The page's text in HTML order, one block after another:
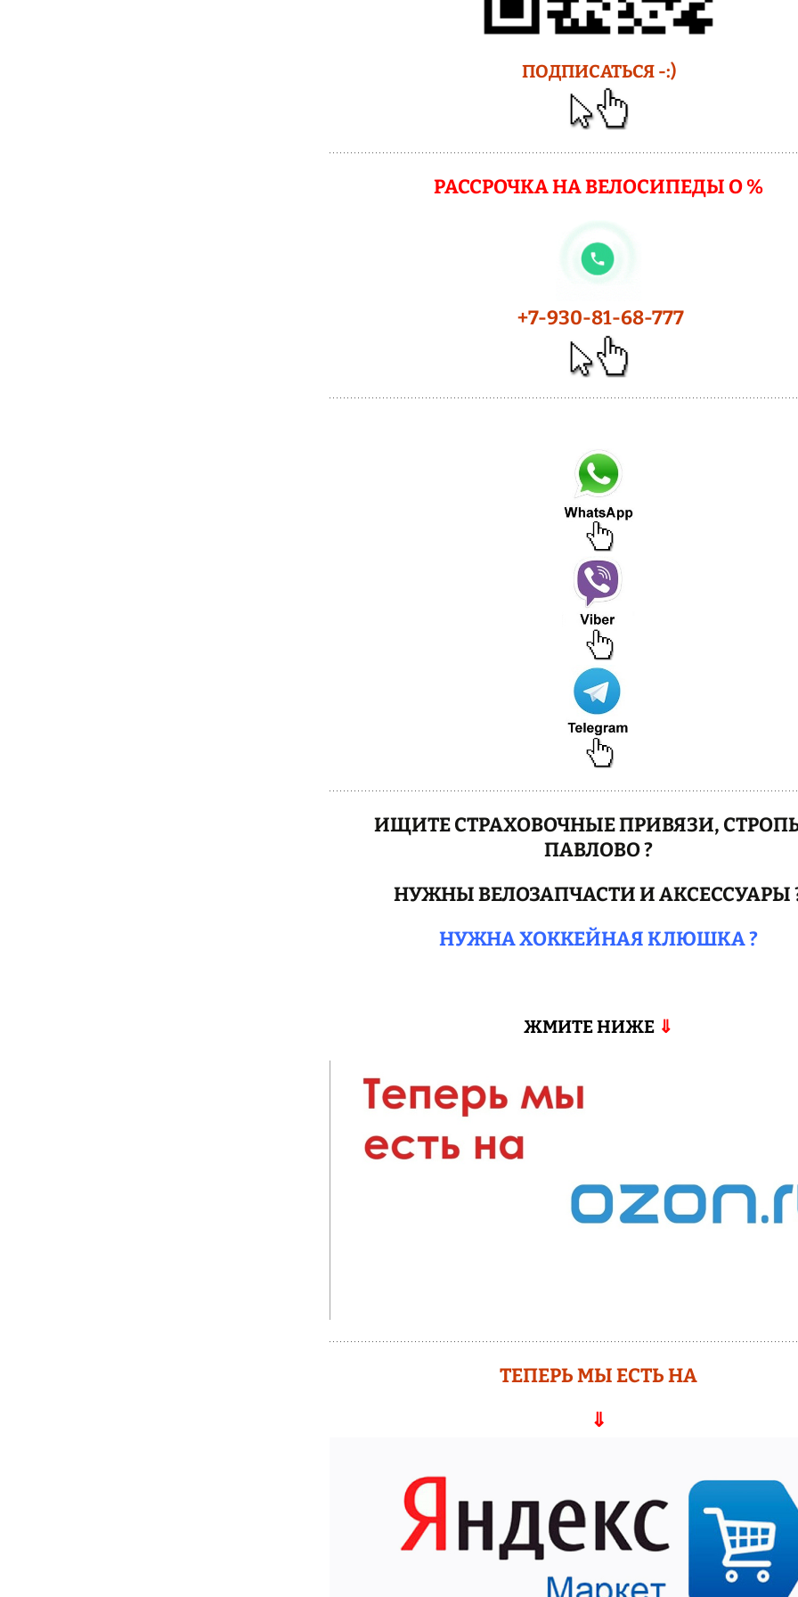
ПОДПИСАТЬСЯ -:)
РАССРОЧКА НА ВЕЛОСИПЕДЫ О %
+7-930-81-68-777
ИЩИТЕ СТРАХОВОЧНЫЕ ПРИВЯЗИ,
ПАВЛОВО ?
НУЖНЫ ВЕЛОЗАПЧАСТИ И АКСЕССУАРЫ
НУЖНА ХОККЕЙНАЯ КЛЮШКА ?
ТЕПЕРЬ МЫ ЕСТЬ НА
⇓